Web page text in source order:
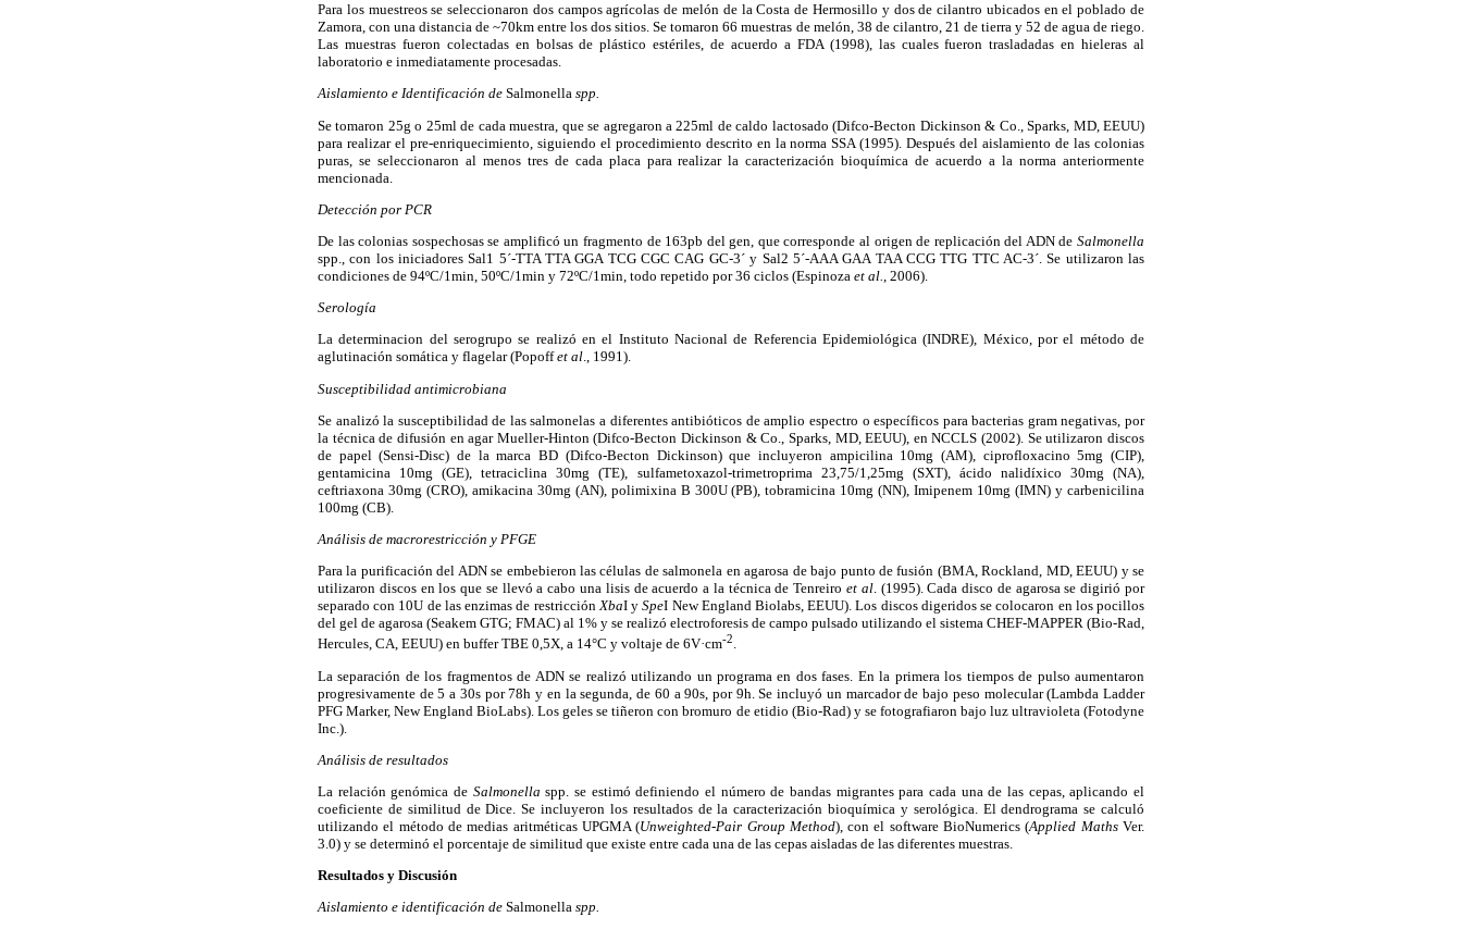
Para los muestreos se seleccionaron dos campos agrícolas de melón de la Costa de Hermosillo y dos de cilantro ubicados en el poblado de
Zamora, con una distancia de ~70km entre los dos sitios. Se tomaron 66 muestras de melón, 38 de cilantro, 21 de tierra y 52 de agua de riego.
Las muestras fueron colectadas en bolsas de plástico estériles, de acuerdo a FDA (1998), las cuales fueron trasladadas en hieleras al
laboratorio e inmediatamente procesadas.
Aislamiento e Identificación de Salmonella spp.
Se tomaron 25g o 25ml de cada muestra, que se agregaron a 225ml de caldo lactosado (Difco-Becton Dickinson & Co., Sparks, MD, EEUU)
para realizar el pre-enriquecimiento, siguiendo el procedimiento descrito en la norma SSA (1995). Después del aislamiento de las colonias
puras, se seleccionaron al menos tres de cada placa para realizar la caracterización bioquímica de acuerdo a la norma anteriormente
mencionada.
Detección por PCR
De las colonias sospechosas se amplificó un fragmento de 163pb del gen, que corresponde al origen de replicación del ADN de Salmonella
spp., con los iniciadores Sal1 5´-TTA TTA GGA TCG CGC CAG GC-3´ y Sal2 5´-AAA GAA TAA CCG TTG TTC AC-3´. Se utilizaron las
condiciones de 94ºC/1min, 50ºC/1min y 72ºC/1min, todo repetido por 36 ciclos (Espinoza et al. , 2006).
Serología
La determinacion del serogrupo se realizó en el Instituto Nacional de Referencia Epidemiológica (INDRE), México, por el método de
aglutinación somática y flagelar (Popoffet al., 1991).
Susceptibilidad antimicrobiana
Se analizó la susceptibilidad de las salmonelas a diferentes antibióticos de amplio espectro o específicos para bacterias gram negativas, por
la técnica de difusión en agar Mueller-Hinton (Difco-Becton Dickinson & Co., Sparks, MD, EEUU), en NCCLS (2002). Se utilizaron discos
de papel (Sensi-Disc) de la marca BD (Difco-Becton Dickinson) que incluyeron ampicilina 10mg (AM), ciprofloxacino 5mg (CIP),
gentamicina 10mg (GE), tetraciclina 30mg (TE), sulfametoxazol-trimetroprima 23,75/1,25mg (SXT), ácido nalidíxico 30mg (NA),
ceftriaxona 30mg (CRO), amikacina 30mg (AN), polimixina B 300U (PB), tobramicina 10mg (NN), Imipenem 10mg (IMN) y carbenicilina
100mg (CB).
Análisis de macrorestricción y PFGE
Para la purificación del ADN se embebieron las células de salmonela en agarosa de bajo punto de fusión (BMA, Rockland, MD, EEUU) y se
utilizaron discos en los que se llevó a cabo una lisis de acuerdo a la técnica de Tenreiro et al. (1995). Cada disco de agarosa se digirió por
separado con 10U de las enzimas de restricciónXbaI ySpeI New England Biolabs, EEUU). Los discos digeridos se colocaron en los pocillos
del gel de agarosa (Seakem GTG; FMAC) al 1% y se realizó electroforesis de campo pulsado utilizando el sistema CHEF-MAPPER (Bio-Rad,
Hercules, CA, EEUU) en buffer TBE 0,5X, a 14°C y voltaje de 6V·cm-2.
La separación de los fragmentos de ADN se realizó utilizando un programa en dos fases. En la primera los tiempos de pulso aumentaron
progresivamente de 5 a 30s por 78h y en la segunda, de 60 a 90s, por 9h. Se incluyó un marcador de bajo peso molecular (Lambda Ladder
PFG Marker, New England BioLabs). Los geles se tiñeron con bromuro de etidio (Bio-Rad) y se fotografiaron bajo luz ultravioleta (Fotodyne
Inc.).
Análisis de resultados
La relación genómica de Salmonella spp. se estimó definiendo el número de bandas migrantes para cada una de las cepas, aplicando el
coeficiente de similitud de Dice. Se incluyeron los resultados de la caracterización bioquímica y serológica. El dendrograma se calculó
utilizando el método de medias aritméticas UPGMA (Unweighted-Pair Group Method), con el software BioNumerics (Applied MathsVer.
3.0) y se determinó el porcentaje de similitud que existe entre cada una de las cepas aisladas de las diferentes muestras.
Resultados y Discusión
Aislamiento e identificación de Salmonella spp.